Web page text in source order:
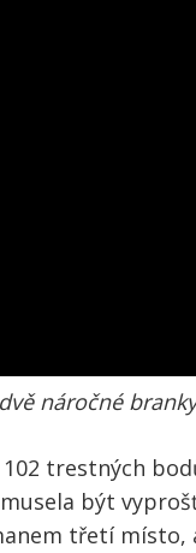
náročné
trestných
být
třetí